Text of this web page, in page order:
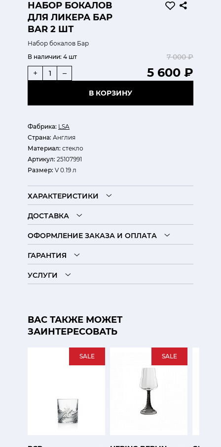
НАБОР БОКАЛОВ
ДЛЯ ЛИКЕРА БАР
BAR 2 ШТ
Набор бокалов Бар
Фабрика: LSA
Страна: Англия
Материал: стекло
Артикул: 25107991
Размер: V 0.19 л
В наличии: 4 шт 7 000 ₽
5 600 ₽
+ –
В КОРЗИНУ
ХАРАКТЕРИСТИКИ
ДОСТАВКА
ОФОРМЛЕНИЕ ЗАКАЗА И ОПЛАТА
ГАРАНТИЯ
УСЛУГИ
ВАС ТАКЖЕ МОЖЕТ
ЗАИНТЕРЕСОВАТЬ
SALE SALE